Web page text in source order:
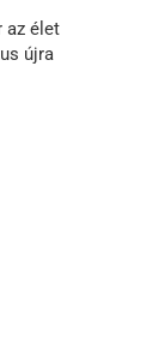
az élet
újra